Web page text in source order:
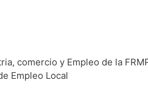
comercio y Empleo de la
Empleo Local